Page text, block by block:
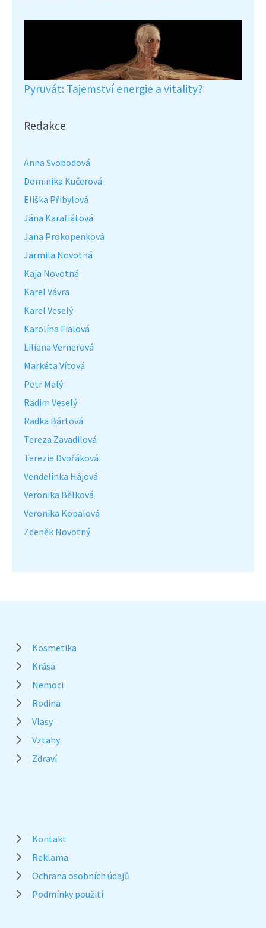
Pyruvát: Tajemství energie a vitality?
Redakce
Anna Svobodová
Dominika Kučerová
Eliška Přibylová
Jána Karafiátová
Jana Prokopenková
Jarmila Novotná
Kaja Novotná
Karel Vávra
Karel Veselý
Karolína Fialová
Liliana Vernerová
Markéta Vítová
Petr Malý
Radim Veselý
Radka Bártová
Tereza Zavadilová
Terezie Dvořáková
Vendelínka Hájová
Veronika Bělková
Veronika Kopalová
Zdeněk Novotný
Kosmetika
Krása
Nemoci
Rodina
Vlasy
Vztahy
Zdraví
Kontakt
Reklama
Ochrana osobních údajů
Podmínky použití